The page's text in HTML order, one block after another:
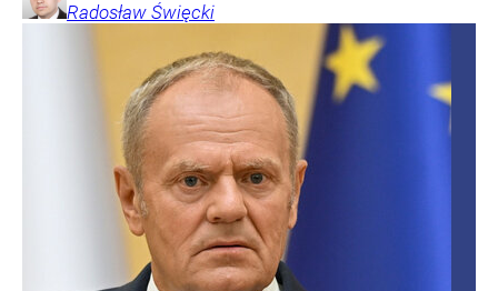
Radosław Święcki